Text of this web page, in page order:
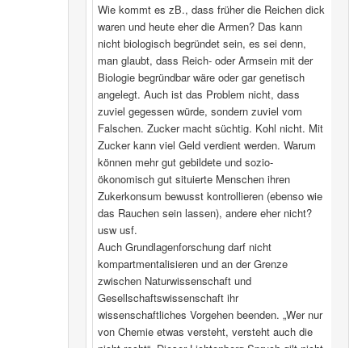
Wie kommt es zB., dass früher die Reichen dick
waren und heute eher die Armen? Das kann
nicht biologisch begründet sein, es sei denn,
man glaubt, dass Reich- oder Armsein mit der
Biologie begründbar wäre oder gar genetisch
angelegt. Auch ist das Problem nicht, dass
zuviel gegessen würde, sondern zuviel vom
Falschen. Zucker macht süchtig. Kohl nicht. Mit
Zucker kann viel Geld verdient werden. Warum
können mehr gut gebildete und sozio-
ökonomisch gut situierte Menschen ihren
Zukerkonsum bewusst kontrollieren (ebenso wie
das Rauchen sein lassen), andere eher nicht?
usw usf.
Auch Grundlagenforschung darf nicht
kompartmentalisieren und an der Grenze
zwischen Naturwissenschaft und
Gesellschaftswissenschaft ihr
wissenschaftliches Vorgehen beenden. „Wer nur
von Chemie etwas versteht, versteht auch die